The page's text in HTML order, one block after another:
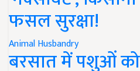
फसल सुरक्षा!
Animal Husbandry
बरसात में पशुओं को